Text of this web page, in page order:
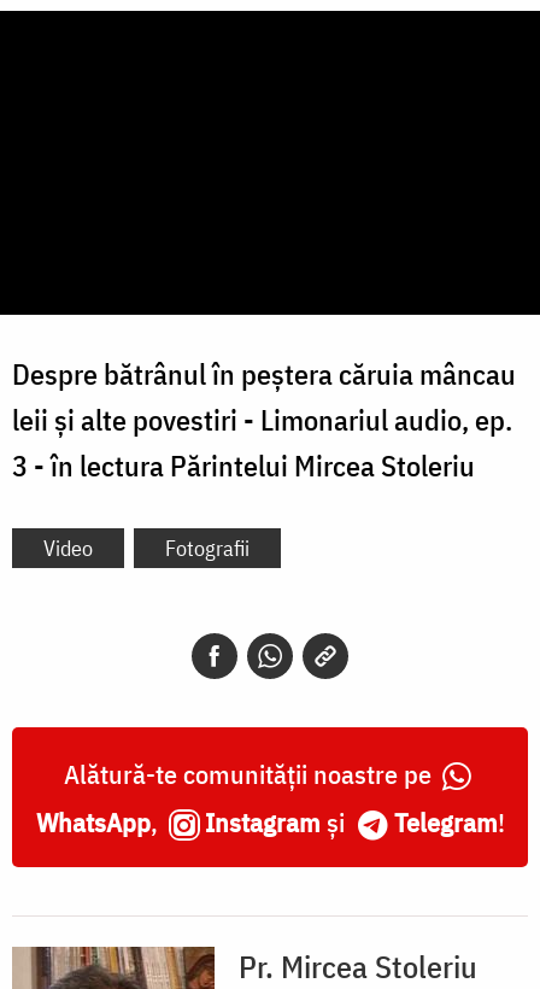
Despre bătrânul în peștera căruia mâncau
leii și alte povestiri - Limonariul audio, ep.
3 - în lectura Părintelui Mircea Stoleriu
Video Fotografii
Alătură-te comunității noastre pe
WhatsApp, Instagram și Telegram!
Pr. Mircea Stoleriu